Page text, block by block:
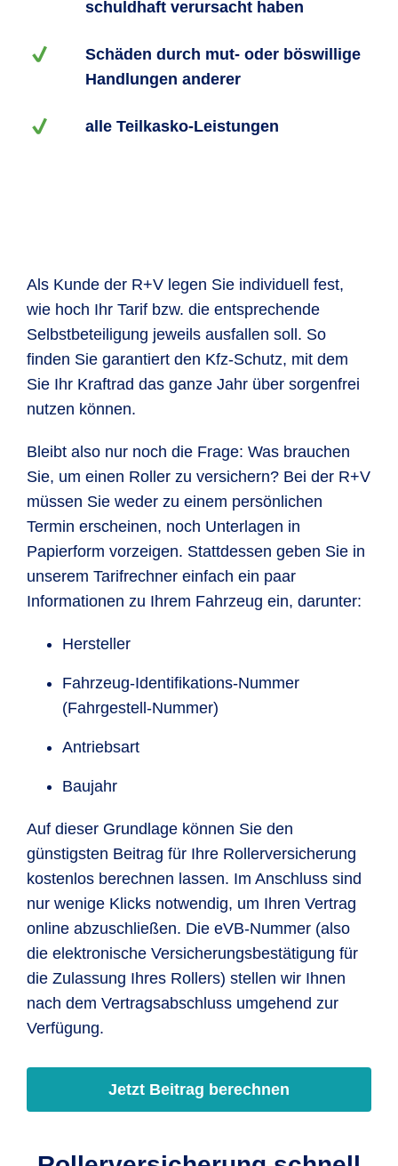
schuldhaft verursacht haben
Schäden durch mut- oder böswillige
Handlungen anderer
alle Teilkasko-Leistungen
Als Kunde der R+V legen Sie individuell fest,
wie hoch Ihr Tarif bzw. die entsprechende
Selbstbeteiligung jeweils ausfallen soll. So
finden Sie garantiert den Kfz-Schutz, mit dem
Sie Ihr Kraftrad das ganze Jahr über sorgenfrei
nutzen können.
Bleibt also nur noch die Frage: Was brauchen
Sie, um einen Roller zu versichern? Bei der R+V
müssen Sie weder zu einem persönlichen
Termin erscheinen, noch Unterlagen in
Papierform vorzeigen. Stattdessen geben Sie in
unserem Tarifrechner einfach ein paar
Informationen zu Ihrem Fahrzeug ein, darunter:
Hersteller
Fahrzeug-Identifikations-Nummer
(Fahrgestell-Nummer)
Antriebsart
Baujahr
Auf dieser Grundlage können Sie den
günstigsten Beitrag für Ihre Rollerversicherung
kostenlos berechnen lassen. Im Anschluss sind
nur wenige Klicks notwendig, um Ihren Vertrag
online abzuschließen. Die eVB-Nummer (also
die elektronische Versicherungsbestätigung für
die Zulassung Ihres Rollers) stellen wir Ihnen
nach dem Vertragsabschluss umgehend zur
Verfügung.
Jetzt Beitrag berechnen